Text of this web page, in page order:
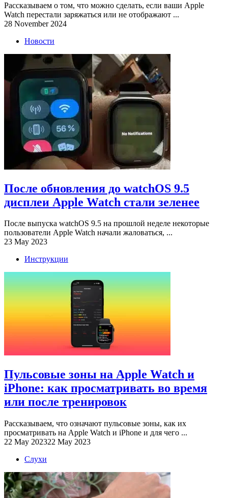
Рассказываем о том, что можно сделать, если ваши Apple
Watch перестали заряжаться или не отображают ...
28 November 2024
Новости
После обновления до watchOS 9.5
дисплеи Apple Watch стали зеленее
После выпуска watchOS 9.5 на прошлой неделе некоторые
пользователи Apple Watch начали жаловаться, ...
23 May 2023
Инструкции
Пульсовые зоны на Apple Watch и
iPhone: как просматривать во время
или после тренировок
Рассказываем, что означают пульсовые зоны, как их
просматривать на Apple Watch и iPhone и для чего ...
22 May 202322 May 2023
Слухи